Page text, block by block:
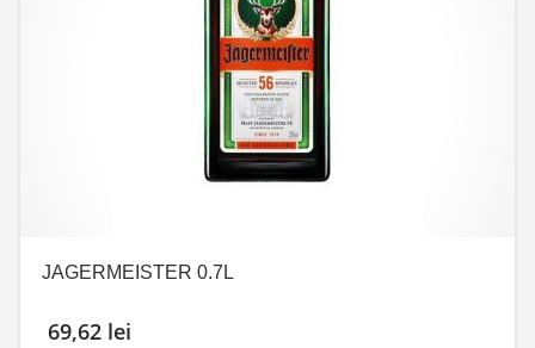
JAGERMEISTER 0.7L
69,62 lei